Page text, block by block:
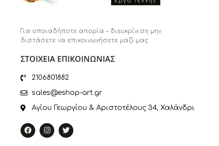
Για οποιαδήποτε απορία – διευκρίνιση μην
διστάσετε να επικοινωνήσετε μαζί μας
ΣΤΟΙΧΕΙΑ ΕΠΙΚΟΙΝΩΝΙΑΣ
2106801882
sales@eshop-art.gr
Αγίου Γεωργίου & Αριστοτέλους 34, Χαλάνδρι